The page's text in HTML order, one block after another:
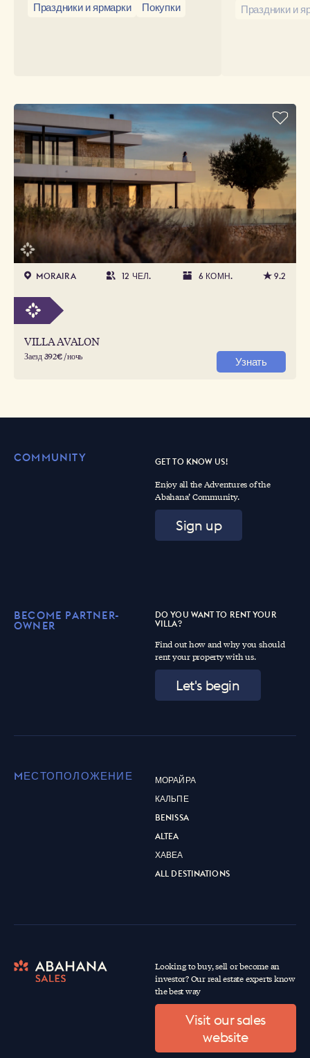
Праздники и ярмарки
Покупки
христиан в
Праздники и
MORAIRA 12 ЧЕЛ. 6 КОМН. 9.2
VILLA AVALON
Заезд 392€ /ночь Узнать
COMMUNITY GET TO KNOW US!
Enjoy all the Adventures of the
Abahana’ Community.
Sign up
BECOME PARTNER-
OWNER
DO YOU WANT TO RENT YOUR
VILLA?
Find out how and why you should
rent your property with us.
Let's begin
MЕСТОПОЛОЖЕНИЕ
МОРАЙРА
КАЛЬПЕ
BENISSA
ALTEA
ХАВЕА
ALL DESTINATIONS
Looking to buy, sell or become an
investor? Our real estate experts know
the best way
Visit our sales
website